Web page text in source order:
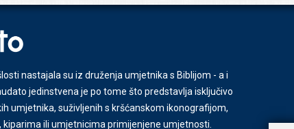
nastajala su iz druženja umjetnika s Biblijom - a i
jedinstvena je po tome što predstavlja isključivo
umjetnika, suživljenih s kršćanskom ikonografijom,
kiparima ili umjetnicima primijenjene umjetnosti.